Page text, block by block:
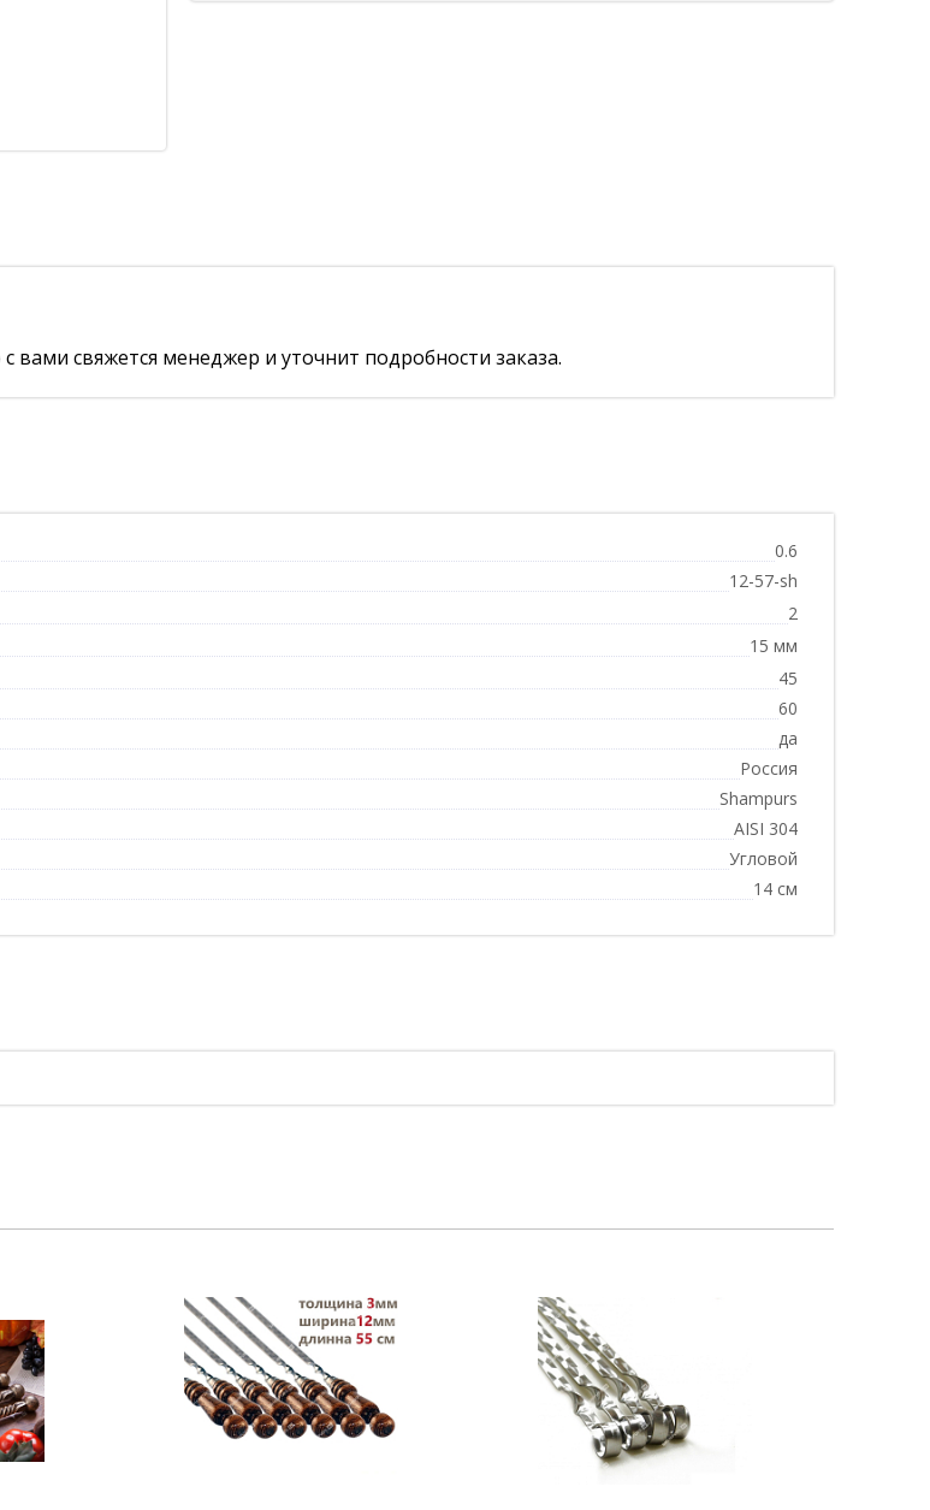
вами свяжется менеджер и уточнит подробности заказа.
0.6
12-57-sh
2
15 мм
45
60
да
Россия
Shampurs
AISI 304
Угловой
14 см